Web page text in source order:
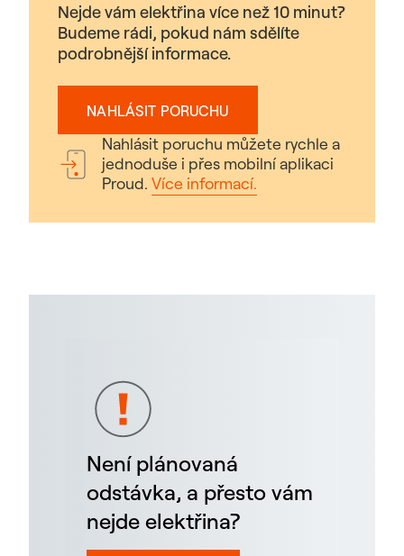
Nejde vám elektřina více než 10 minut?
Budeme rádi, pokud nám sdělíte
podrobnější informace.
NAHLÁSIT PORUCHU
Nahlásit poruchu můžete rychle a
jednoduše i přes mobilní aplikaci
Proud. Více informací.
Není plánovaná
odstávka, a přesto vám
nejde elektřina?